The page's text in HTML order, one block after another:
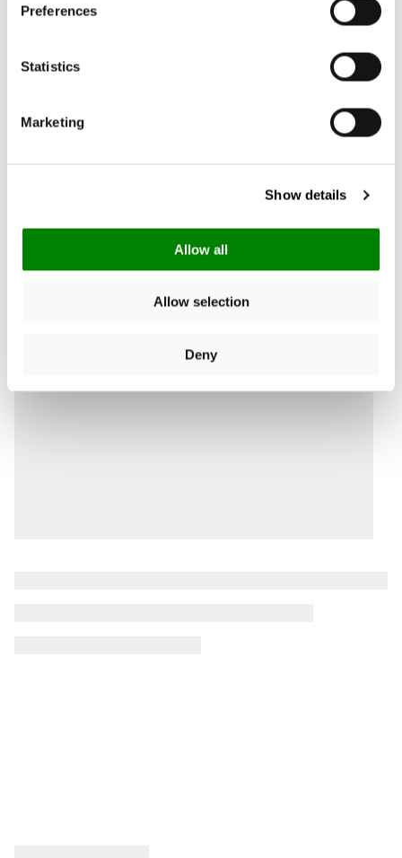
Preferences
Statistics
Marketing
Show details
Allow all
Allow selection
Deny
5.00
New content loaded